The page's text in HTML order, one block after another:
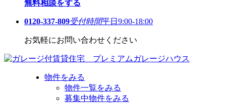
無料相談をする
0120-337-809受付時間平日9:00-18:00
お気軽にお問い合わせください
物件をみる
物件一覧をみる
募集中物件をみる